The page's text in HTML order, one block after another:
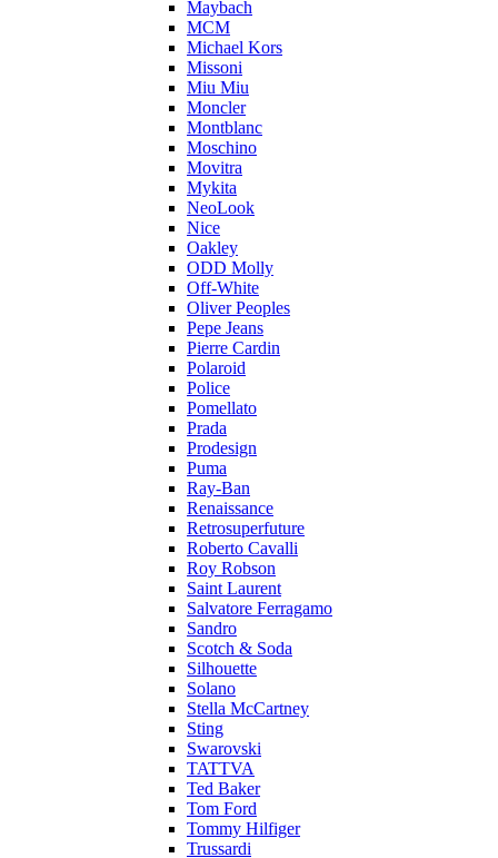
Maybach
MCM
Michael Kors
Missoni
Miu Miu
Moncler
Montblanc
Moschino
Movitra
Mykita
NeoLook
Nice
Oakley
ODD Molly
Off-White
Oliver Peoples
Pepe Jeans
Pierre Cardin
Polaroid
Police
Pomellato
Prada
Prodesign
Puma
Ray-Ban
Renaissance
Retrosuperfuture
Roberto Cavalli
Roy Robson
Saint Laurent
Salvatore Ferragamo
Sandro
Scotch & Soda
Silhouette
Solano
Stella McCartney
Sting
Swarovski
TATTVA
Ted Baker
Tom Ford
Tommy Hilfiger
Trussardi